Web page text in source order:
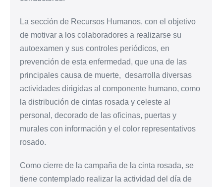
La sección de Recursos Humanos, con el objetivo
de motivar a los colaboradores a realizarse su
autoexamen y sus controles periódicos, en
prevención de esta enfermedad, que una de las
principales causa de muerte, desarrolla diversas
actividades dirigidas al componente humano, como
la distribución de cintas rosada y celeste al
personal, decorado de las oficinas, puertas y
murales con información y el color representativos
rosado.
Como cierre de la campaña de la cinta rosada, se
tiene contemplado realizar la actividad del día de